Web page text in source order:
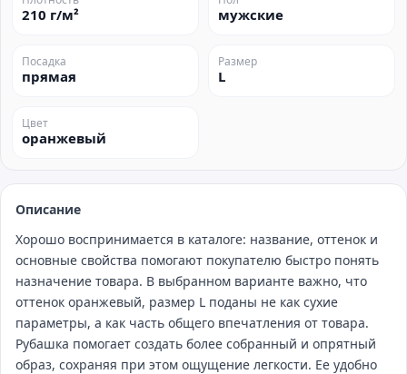
210 г/м² мужские
Посадка
прямая
Размер
L
Цвет
оранжевый
Описание
Хорошо воспринимается в каталоге: название, оттенок и
основные свойства помогают покупателю быстро понять
назначение товара. В выбранном варианте важно, что
оттенок оранжевый, размер L поданы не как сухие
параметры, а как часть общего впечатления от товара.
Рубашка помогает создать более собранный и опрятный
образ, сохраняя при этом ощущение легкости. Ее удобно